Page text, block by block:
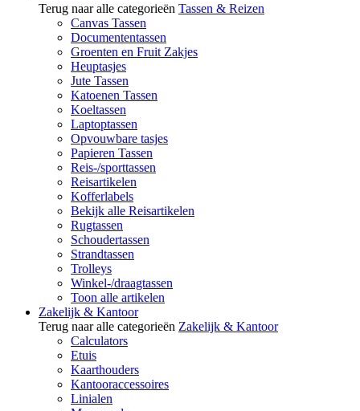
Terug naar alle categorieën Tassen & Reizen
Canvas Tassen
Documententassen
Groenten en Fruit Zakjes
Heuptasjes
Jute Tassen
Katoenen Tassen
Koeltassen
Laptoptassen
Opvouwbare tasjes
Papieren Tassen
Reis-/sporttassen
Reisartikelen
Kofferlabels
Bekijk alle Reisartikelen
Rugtassen
Schoudertassen
Strandtassen
Trolleys
Winkel-/draagtassen
Toon alle artikelen
Zakelijk & Kantoor
Terug naar alle categorieën Zakelijk & Kantoor
Calculators
Etuis
Kaarthouders
Kantooraccessoires
Linialen